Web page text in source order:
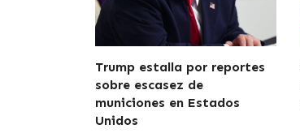
Trump estalla por reportes
sobre escasez de
municiones en Estados
Unidos